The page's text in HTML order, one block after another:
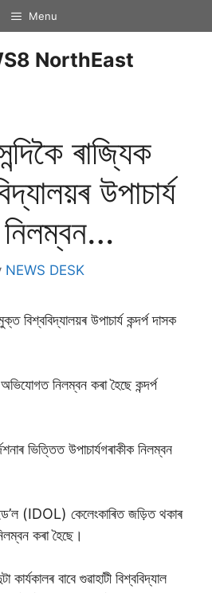
Menu
NorthEast
ৰাজ্যিক
উপাচাৰ্য
নিলম্বন…
NEWS DESK
বিশ্ববিদ্যালয়ৰ উপাচাৰ্য কন্দৰ্প দাসক
নিলম্বন কৰা হৈছে কন্দৰ্প
ভিত্তিত উপাচাৰ্যগৰাকীক নিলম্বন
(IDOL) কেলেংকাৰিত জড়িত থকাৰ
কৰা হৈছে।
বাবে গুৱাহাটী বিশ্ববিদ্যাল